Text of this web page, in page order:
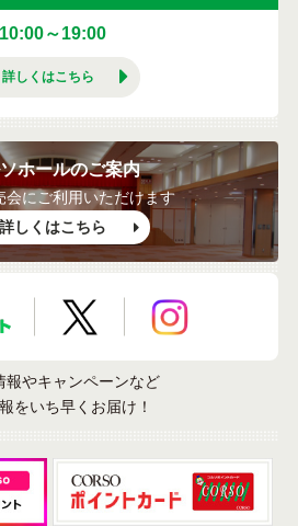
10:00～19:00
詳しくはこちら
ホールのご案内
会にご利用いただけます
詳しくはこちら
LINE公式アカウントX公式アカウント
報やキャンペーンなど
をいち早くお届け！